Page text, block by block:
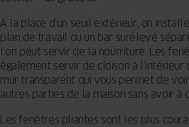
À la place d’un seuil extérieur, on
plan de travail ou un bar surélevé
l’on peut servir de la nourriture. Les
également servir de cloison à l’intérieur
mur transparent qui vous permet de voir
autres parties de la maison sans avoir à
Les fenêtres pliantes sont les plus